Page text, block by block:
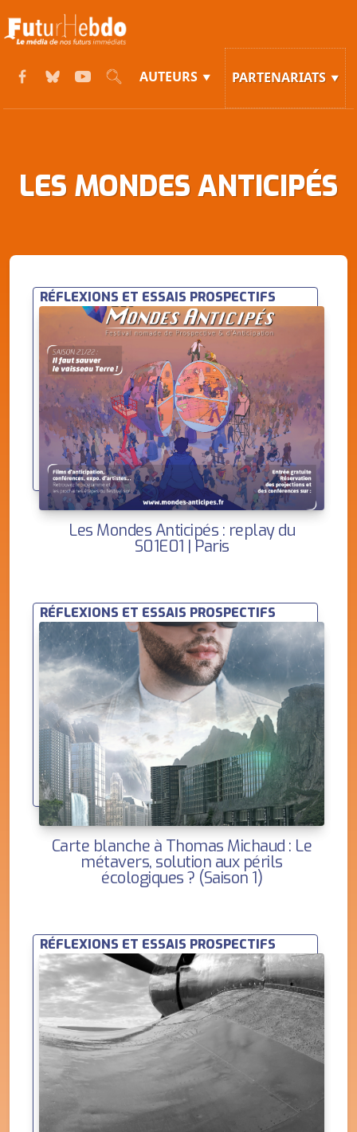
AUTEURS PARTENARIATS
LES MONDES ANTICIPÉS
RÉFLEXIONS ET ESSAIS PROSPECTIFS
Les Mondes Anticipés : replay du
S01E01 | Paris
RÉFLEXIONS ET ESSAIS PROSPECTIFS
Carte blanche à Thomas Michaud : Le
métavers, solution aux périls
écologiques ? (Saison 1)
RÉFLEXIONS ET ESSAIS PROSPECTIFS